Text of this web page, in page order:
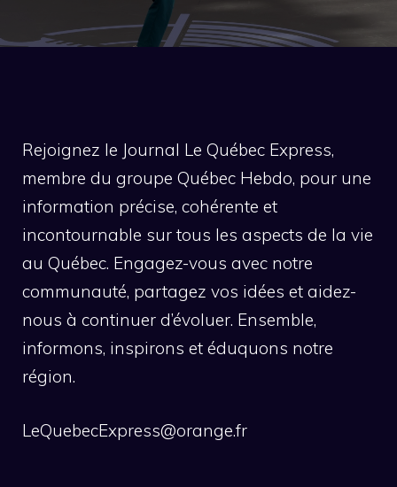
Rejoignez le Journal Le Québec Express,
membre du groupe Québec Hebdo, pour une
information précise, cohérente et
incontournable sur tous les aspects de la vie
au Québec. Engagez-vous avec notre
communauté, partagez vos idées et aidez-
nous à continuer d’évoluer. Ensemble,
informons, inspirons et éduquons notre
région.
LeQuebecExpress@orange.fr